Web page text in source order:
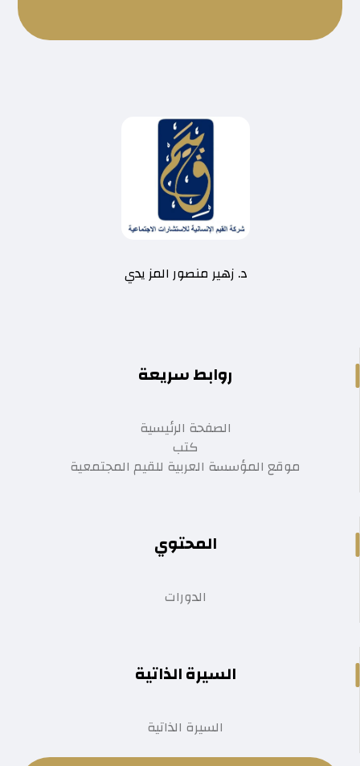
د. زهير منصور المز يدي
روابط سريعة
الصفحة الرئيسية
كتب
موقع المؤسسة العربية للقيم المجتمعية
المحتوي
الدورات
السيرة الذاتية
السيرة الذاتية